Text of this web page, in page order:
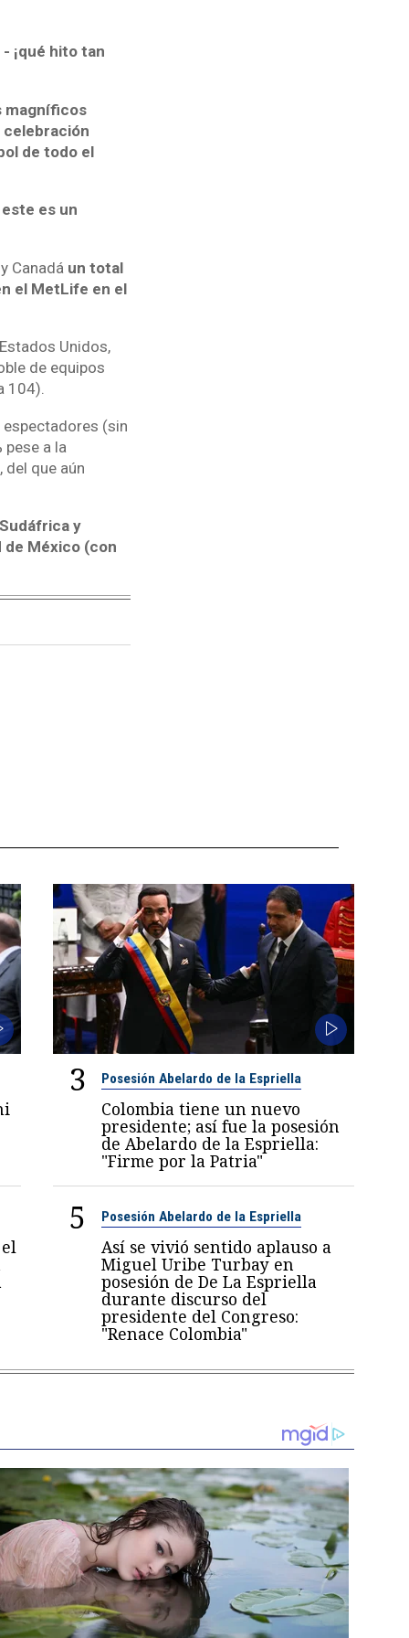
¡qué hito tan
magníficos
de todo el
este es un
Canadá un total
el MetLife en el
Unidos,
de equipos
104).
(sin
a la
que aún
y
de México (con
3 Posesión Abelardo de la Espriella
Colombia tiene un nuevo
presidente; así fue la posesión
de Abelardo de la Espriella:
"Firme por la Patria"
5 Posesión Abelardo de la Espriella
Así se vivió sentido aplauso a
Miguel Uribe Turbay en
posesión de De La Espriella
durante discurso del
presidente del Congreso:
"Renace Colombia"